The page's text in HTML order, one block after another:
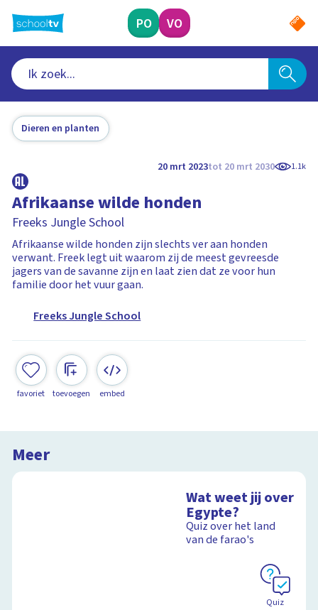
naar
hoofdinhoud
PO VO
Dieren en planten
20 mrt 2023tot 20 mrt 2030 1.1k
Afrikaanse wilde honden
Freeks Jungle School
Afrikaanse wilde honden zijn slechts ver aan honden
verwant. Freek legt uit waarom zij de meest gevreesde
jagers van de savanne zijn en laat zien dat ze voor hun
familie door het vuur gaan.
Freeks Jungle School
favoriet toevoegen embed
Meer
Wat weet jij over
Egypte?
Quiz over het land
van de farao's
Quiz